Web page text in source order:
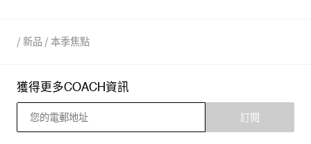
/ 新品 / 本季焦點
獲得更多COACH資訊
訂閱